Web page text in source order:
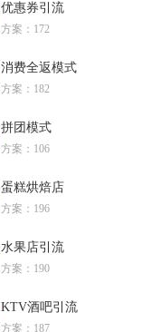
优惠券引流
方案：172
消费全返模式
方案：182
拼团模式
方案：106
蛋糕烘焙店
方案：196
水果店引流
方案：190
KTV酒吧引流
方案：187